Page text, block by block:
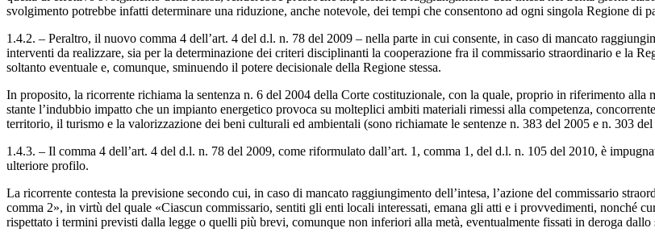
svolgimento potrebbe infatti determinare una riduzione, anche notevole, dei tempi che consentono ad ogni singola Regione di
1.4.2. – Peraltro, il nuovo comma 4 dell’art. 4 del d.l. n. 78 del 2009 – nella parte in cui consente, in caso di mancato
interventi da realizzare, sia per la determinazione dei criteri disciplinanti la cooperazione fra il commissario straordinario e la
soltanto eventuale e, comunque, sminuendo il potere decisionale della Regione stessa.
In proposito, la ricorrente richiama la sentenza n. 6 del 2004 della Corte costituzionale, con la quale, proprio in riferimento alla
stante l’indubbio impatto che un impianto energetico provoca su molteplici ambiti materiali rimessi alla competenza,
territorio, il turismo e la valorizzazione dei beni culturali ed ambientali (sono richiamate le sentenze n. 383 del 2005 e n. 303
1.4.3. – Il comma 4 dell’art. 4 del d.l. n. 78 del 2009, come riformulato dall’art. 1, comma 1, del d.l. n. 105 del 2010, è
ulteriore profilo.
La ricorrente contesta la previsione secondo cui, in caso di mancato raggiungimento dell’intesa, l’azione del commissario
comma 2», in virtù del quale «Ciascun commissario, sentiti gli enti locali interessati, emana gli atti e i provvedimenti, nonché
rispettato i termini previsti dalla legge o quelli più brevi, comunque non inferiori alla metà, eventualmente fissati in deroga